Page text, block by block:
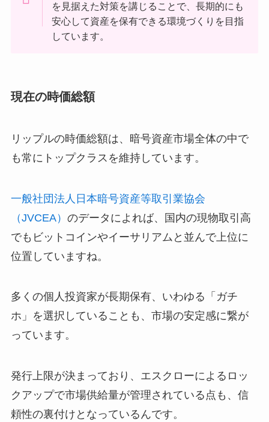
を見据えた対策を講じることで、長期的にも
安心して資産を保有できる環境づくりを目指
しています。
現在の時価総額
リップルの時価総額は、暗号資産市場全体の中で
も常にトップクラスを維持しています。
一般社団法人日本暗号資産等取引業協会
（JVCEA） のデータによれば、国内の現物取引高
でもビットコインやイーサリアムと並んで上位に
位置していますね。
多くの個人投資家が長期保有、いわゆる「ガチ
ホ」を選択していることも、市場の安定感に繋が
っています。
発行上限が決まっており、エスクローによるロッ
クアップで市場供給量が管理されている点も、信
頼性の裏付けとなっているんです。